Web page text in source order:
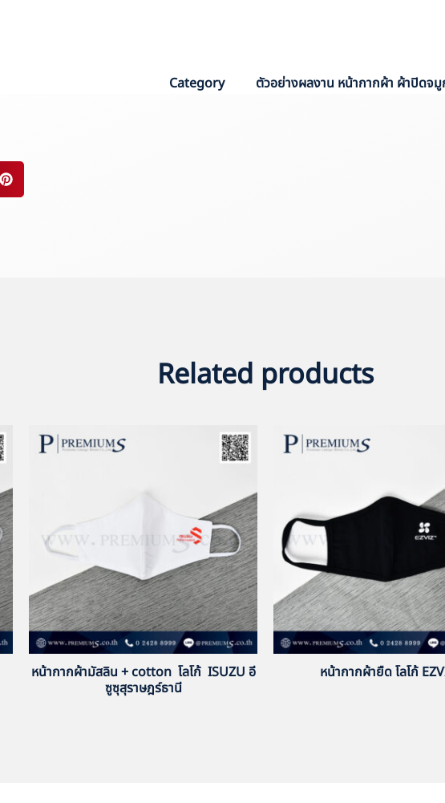
Category ตัวอย่างผลงาน หน้ากากผ้า ผ้าปิดจ
Related products
หน้ากากผ้ามัสลิน + cotton โลโก้ ISUZU อี
ซูซุสุราษฎร์ธานี
หน้ากากผ้ายืด โลโก้